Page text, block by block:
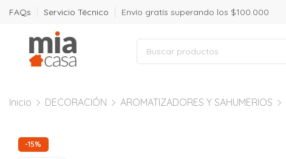
FAQs Servicio Técnico Envío gratís superando los $100.000
Inicio DECORACIÓN AROMATIZADORES Y SAHUMERIOS
-15%